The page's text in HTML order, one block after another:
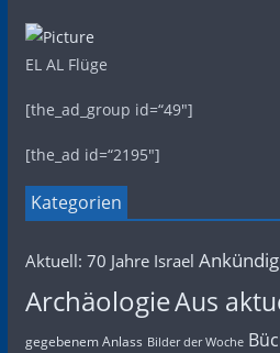
EL AL Flüge
[the_ad_group id=“49″]
[the_ad id=“2195″]
Kategorien
Aktuell: 70 Jahre Israel
ArchäologieAus
gegebenem Anlass Bilder der Woche